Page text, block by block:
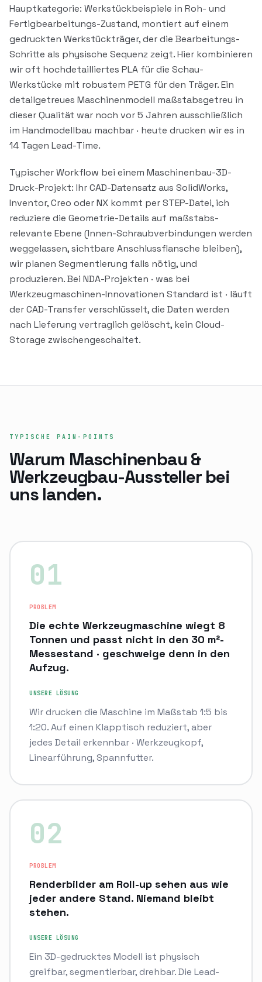
Hauptkategorie: Werkstückbeispiele in Roh- und
Fertigbearbeitungs-Zustand, montiert auf einem
gedruckten Werkstückträger, der die Bearbeitungs-
Schritte als physische Sequenz zeigt. Hier kombinieren
wir oft hochdetailliertes PLA für die Schau-
Werkstücke mit robustem PETG für den Träger. Ein
detailgetreues Maschinenmodell maßstabsgetreu in
dieser Qualität war noch vor 5 Jahren ausschließlich
im Handmodellbau machbar · heute drucken wir es in
14 Tagen Lead-Time.
Typischer Workflow bei einem Maschinenbau-3D-
Druck-Projekt: Ihr CAD-Datensatz aus SolidWorks,
Inventor, Creo oder NX kommt per STEP-Datei, ich
reduziere die Geometrie-Details auf maßstabs-
relevante Ebene (Innen-Schraubverbindungen werden
weggelassen, sichtbare Anschlussflansche bleiben),
wir planen Segmentierung falls nötig, und
produzieren. Bei NDA-Projekten · was bei
Werkzeugmaschinen-Innovationen Standard ist · läuft
der CAD-Transfer verschlüsselt, die Daten werden
nach Lieferung vertraglich gelöscht, kein Cloud-
Storage zwischengeschaltet.
TYPISCHE PAIN-POINTS
Warum Maschinenbau &
Werkzeugbau-Aussteller bei
uns landen.
01
PROBLEM
Die echte Werkzeugmaschine wiegt 8
Tonnen und passt nicht in den 30 m²-
Messestand · geschweige denn in den
Aufzug.
UNSERE LÖSUNG
Wir drucken die Maschine im Maßstab 1:5 bis
1:20. Auf einen Klapptisch reduziert, aber
jedes Detail erkennbar · Werkzeugkopf,
Linearführung, Spannfutter.
02
PROBLEM
Renderbilder am Roll-up sehen aus wie
jeder andere Stand. Niemand bleibt
stehen.
UNSERE LÖSUNG
Ein 3D-gedrucktes Modell ist physisch
greifbar, segmentierbar, drehbar. Die Lead-